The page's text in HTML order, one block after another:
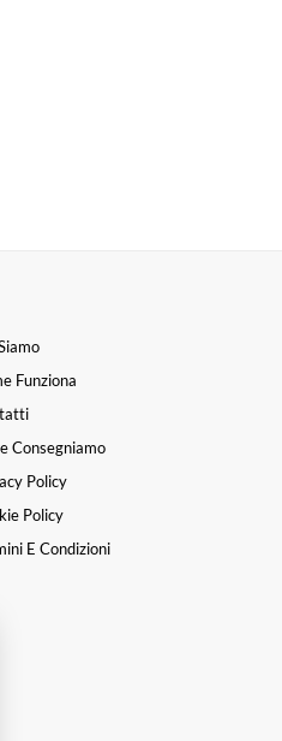
Funziona
Consegniamo
Policy
Policy
E Condizioni